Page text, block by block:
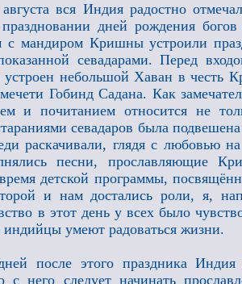
августа вся Индия радостно
дней рождения
с мандиром Кришны устроили
севадарами. Перед
небольшой Хаван в честь
Гобинд Садана. Как
и почитанием относится не
севадаров была
раскачивали, глядя с любовью
песни, прославляющие
детской программы,
и нам достались роли, я,
в этот день у всех было
индийцы умеют радоваться жизни.
после этого праздника
него следует начинать